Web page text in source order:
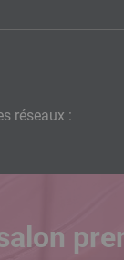
réseaux :